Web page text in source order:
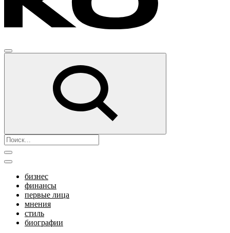
бизнес
финансы
первые лица
мнения
стиль
биографии